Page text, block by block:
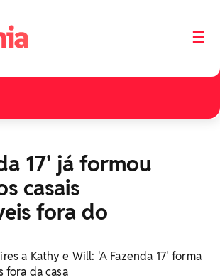
☰
17' já formou
casais
fora do
a Kathy e Will: 'A Fazenda 17' forma
fora da casa